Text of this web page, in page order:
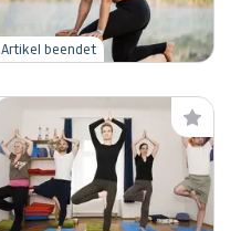
Artikel beendet